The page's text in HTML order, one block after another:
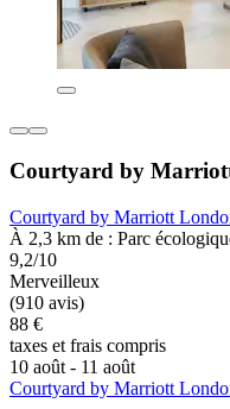
Courtyard by
Courtyard by Marriott
À 2,3 km de : Parc
9,2/10
Merveilleux
(910 avis)
88 €
taxes et frais compris
10 août - 11 août
Courtyard by Marriott